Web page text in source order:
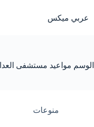
المحتوى
عربي ميكس
الوسم مواعيد مستشفى
منوعات